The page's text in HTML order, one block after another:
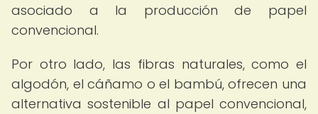
asociado a la producción de papel
convencional.
Por otro lado, las fibras naturales, como el
algodón, el cáñamo o el bambú, ofrecen una
alternativa sostenible al papel convencional,